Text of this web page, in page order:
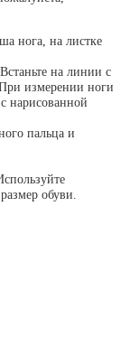
нога, на листке
на линии с
измерении ноги
нарисованной
пальца и
обуви.